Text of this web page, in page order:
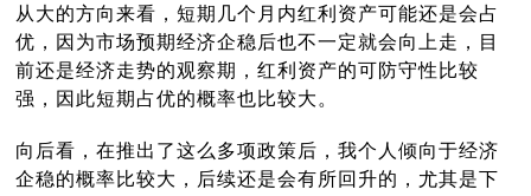
从大的方向来看，短期几个月内红利资产可能还是会占
优，因为市场预期经济企稳后也不一定就会向上走，目
前还是经济走势的观察期，红利资产的可防守性比较
强，因此短期占优的概率也比较大。
向后看，在推出了这么多项政策后，我个人倾向于经济
企稳的概率比较大，后续还是会有所回升的，尤其是下